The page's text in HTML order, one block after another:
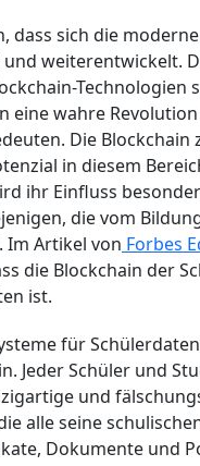
dass sich die
weiterentwickelt.
Technologien
eine wahre
Die Blockchain
in diesem
ihr Einfluss
die vom
Artikel von Forbes
die Blockchain der
ist.
für
Jeder Schüler und
und
alle seine
Dokumente und